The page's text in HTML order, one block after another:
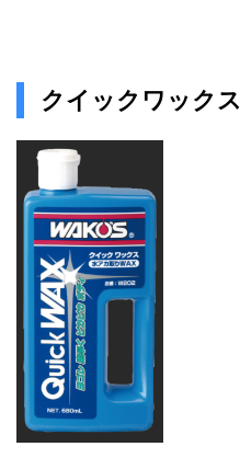
クイックワックス